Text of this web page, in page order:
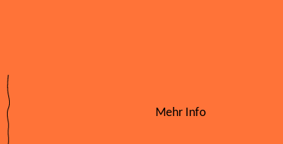
Mehr Info